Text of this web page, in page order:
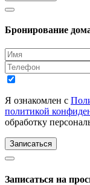
Бронирование
Я ознакомлен с
политикой
обработку
Записаться
Записаться на